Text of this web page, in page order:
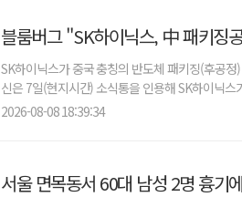
블룸버그 "SK하이닉스, 中 패키징
SK하이닉스가 중국 충칭의 반도체 패키징(후공
신은 7일(현지시간) 소식통을 인용해 SK하이닉스
2026-08-08 18:39:34
서울 면목동서 60대 남성 2명 흉기